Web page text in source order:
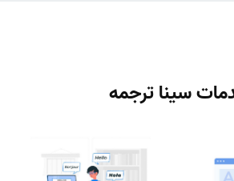
سینا ترجمه